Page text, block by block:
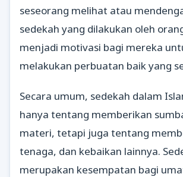
seseorang melihat atau
sedekah yang dilakukan oleh
menjadi motivasi bagi mereka
melakukan perbuatan baik yang
Secara umum, sedekah dalam
hanya tentang memberikan
materi, tetapi juga tentang
tenaga, dan kebaikan lainnya.
merupakan kesempatan bagi